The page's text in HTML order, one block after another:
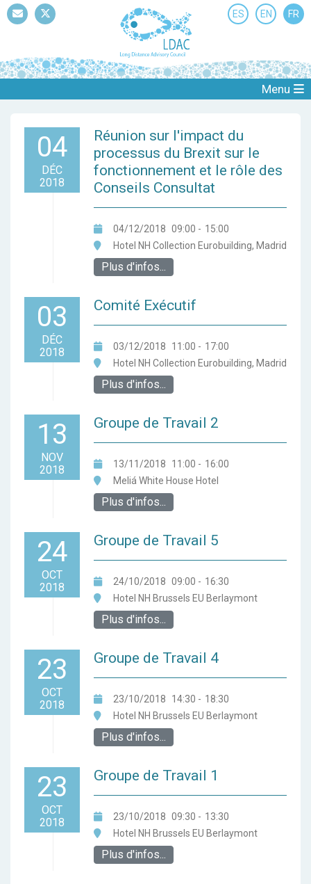
ES EN FR
Menu
04
DÉC
2018
Réunion sur l'impact du
processus du Brexit sur le
fonctionnement et le rôle des
Conseils Consultat
04/12/2018 09:00 - 15:00
Hotel NH Collection Eurobuilding, Madrid
Plus d'infos...
03
DÉC
2018
Comité Exécutif
03/12/2018 11:00 - 17:00
Hotel NH Collection Eurobuilding, Madrid
Plus d'infos...
13
NOV
2018
Groupe de Travail 2
13/11/2018 11:00 - 16:00
Meliá White House Hotel
Plus d'infos...
24
OCT
2018
Groupe de Travail 5
24/10/2018 09:00 - 16:30
Hotel NH Brussels EU Berlaymont
Plus d'infos...
23
OCT
2018
Groupe de Travail 4
23/10/2018 14:30 - 18:30
Hotel NH Brussels EU Berlaymont
Plus d'infos...
23
OCT
2018
Groupe de Travail 1
23/10/2018 09:30 - 13:30
Hotel NH Brussels EU Berlaymont
Plus d'infos...